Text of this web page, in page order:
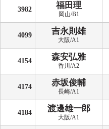
3982 福田理
岡山/B1
4099 吉永則雄
大阪/A1
4154 森安弘雅
香川/A2
4174 赤坂俊輔
長崎/A1
4184 渡邊雄一郎
大阪/A1